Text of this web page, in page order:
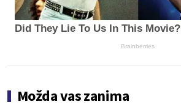
Did They Lie To Us In This Movie?
Brainberries
Možda vas zanima